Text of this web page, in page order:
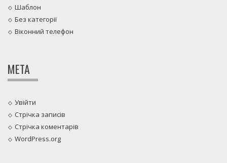
Шаблон
Без категорії
Віконний телефон
МЕТА
Увійти
Стрічка записів
Стрічка коментарів
WordPress.org